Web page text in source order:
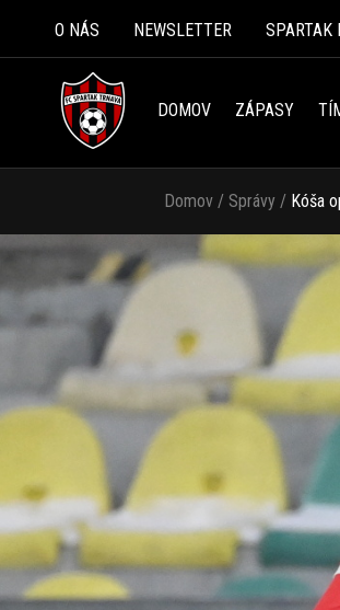
O NÁS NEWSLETTER SPARTAK
DOMOV ZÁPASY
Domov / Správy / Kóša